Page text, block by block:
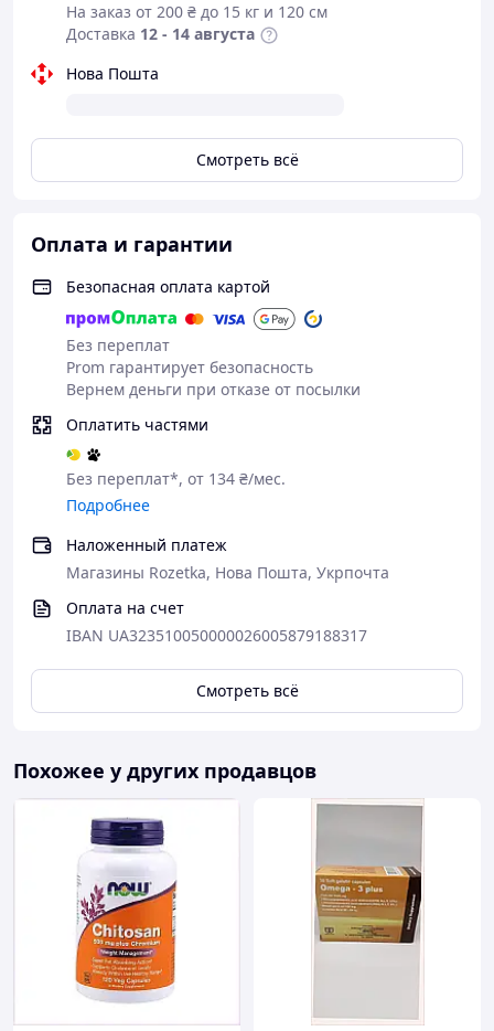
На заказ от 200 ₴ до 15 кг и 120 см
Доставка 12 - 14 августа
Нова Пошта
Смотреть всё
Оплата и гарантии
Безопасная оплата картой
Без переплат
Prom гарантирует безопасность
Вернем деньги при отказе от посылки
Оплатить частями
Без переплат*, от 134 ₴/мес.
Подробнее
Наложенный платеж
Магазины Rozetka, Нова Пошта, Укрпочта
Оплата на счет
IBAN UA323510050000026005879188317
Смотреть всё
Похожее у других продавцов